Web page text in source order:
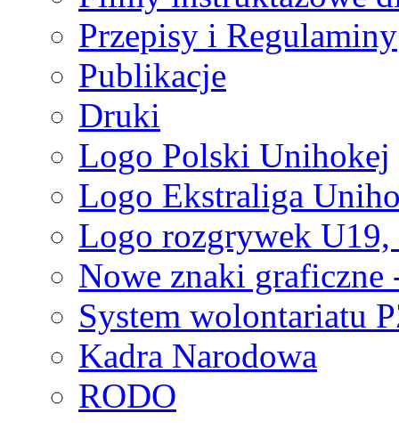
Przepisy i Regulaminy
Publikacje
Druki
Logo Polski Unihokej
Logo Ekstraliga
Logo rozgrywek
Nowe znaki graficzne
System wolontariatu
Kadra Narodowa
RODO